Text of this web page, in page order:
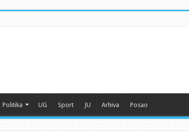
Politika UG Sport JU Arhiva Posao